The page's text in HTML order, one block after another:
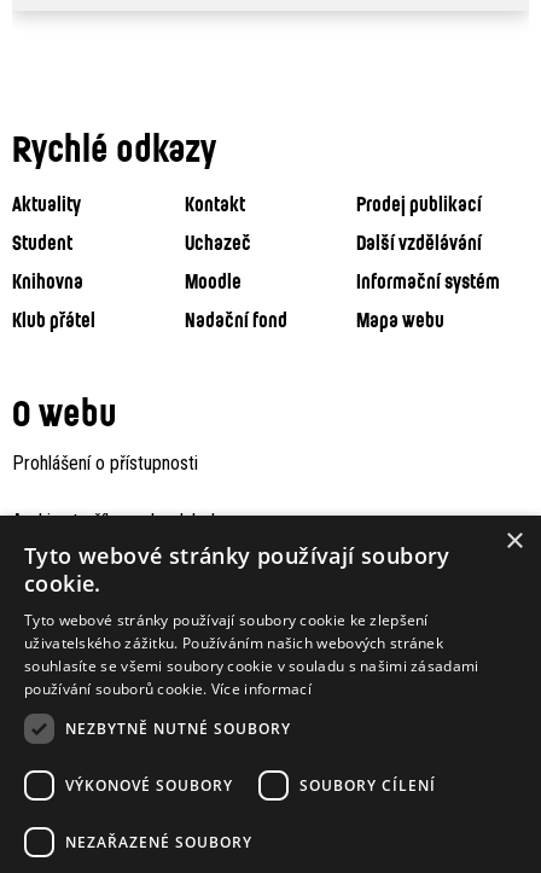
Rychlé odkazy
Aktuality Kontakt
Prodej publikací
Student
Uchazeč
Další vzdělávání
Knihovna
Moodle
Informační systém
Klub přátel
Nadační fond Mapa webu
O webu
Prohlášení o přístupnosti
Archiv staršího webu Jaboku
Podporují nás
×
Tyto webové stránky používají soubory
cookie.
Tyto webové stránky používají soubory cookie ke zlepšení
uživatelského zážitku. Používáním našich webových stránek
souhlasíte se všemi soubory cookie v souladu s našimi zásadami
používání souborů cookie. Více informací
NEZBYTNĚ NUTNÉ SOUBORY
VÝKONOVÉ SOUBORY SOUBORY CÍLENÍ
NEZAŘAZENÉ SOUBORY